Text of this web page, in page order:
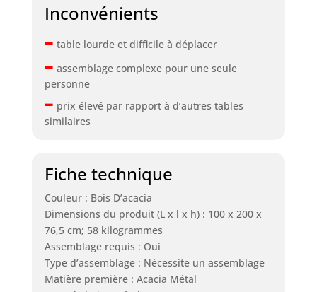
Inconvénients
– table lourde et difficile à déplacer
– assemblage complexe pour une seule
personne
– prix élevé par rapport à d’autres tables
similaires
Fiche technique
Couleur : Bois D’acacia
Dimensions du produit (L x l x h) : 100 x 200 x
76,5 cm; 58 kilogrammes
Assemblage requis : Oui
Type d’assemblage : Nécessite un assemblage
Matière première : Acacia Métal